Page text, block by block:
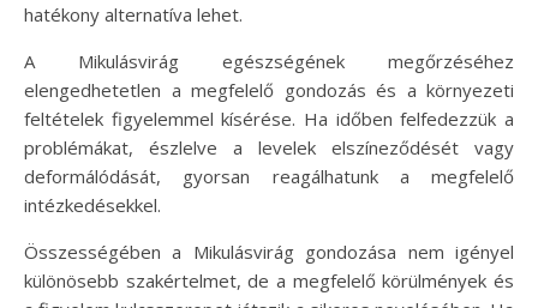
hatékony alternatíva lehet.
A Mikulásvirág egészségének megőrzéséhez
elengedhetetlen a megfelelő gondozás és a környezeti
feltételek figyelemmel kísérése. Ha időben felfedezzük a
problémákat, észlelve a levelek elszíneződését vagy
deformálódását, gyorsan reagálhatunk a megfelelő
intézkedésekkel.
Összességében a Mikulásvirág gondozása nem igényel
különösebb szakértelmet, de a megfelelő körülmények és